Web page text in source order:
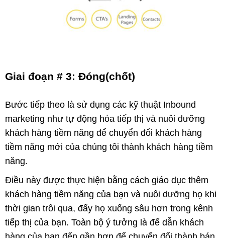
Giai đoạn # 3: Đóng(chốt)
Bước tiếp theo là sử dụng các kỹ thuật Inbound
marketing như tự động hóa tiếp thị và nuôi dưỡng
khách hàng tiềm năng để chuyển đổi khách hàng
tiềm năng mới của chúng tôi thành khách hàng tiềm
năng.
Điều này được thực hiện bằng cách giáo dục thêm
khách hàng tiềm năng của bạn và nuôi dưỡng họ khi
thời gian trôi qua, đẩy họ xuống sâu hơn trong kênh
tiếp thị của bạn. Toàn bộ ý tưởng là để dẫn khách